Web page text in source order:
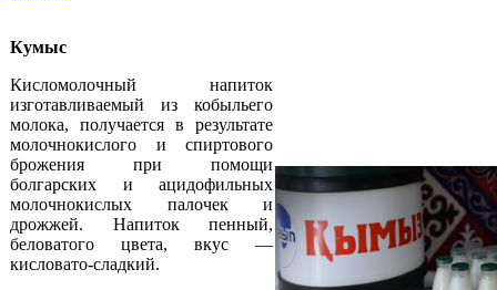
Кумыс
Кисломолочный напиток
изготавливаемый из кобыльего
молока, получается в результате
молочнокислого и спиртового
брожения при помощи
болгарских и ацидофильных
молочнокислых палочек и
дрожжей. Напиток пенный,
беловатого цвета, вкус —
кисловато-сладкий.